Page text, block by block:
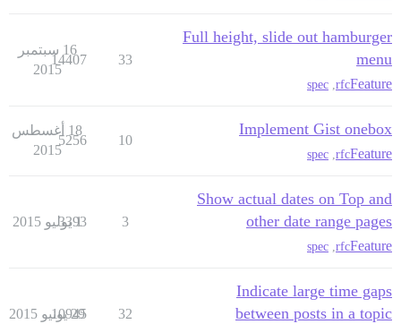
Full height, slide out hamburger
menu
Feature
rfc
spec
33
14407
16 سبتمبر
2015
Implement Gist onebox
Feature
rfc
spec
10
5256
18 أغسطس
2015
Show actual dates on Top and
other date range pages
Feature
rfc
spec
3
3393
1 يوليو 2015
Indicate large time gaps
between posts in a topic
32
10945
29 يونيو 2015